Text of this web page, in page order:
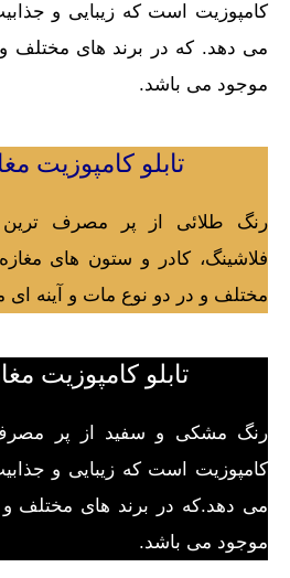
کامپوزیت است که زیبایی و
می دهد. که در برند های مختلف
موجود می باشد.
تابلو کامپوزیت
رنگ طلائی از پر مصرف
فلاشینگ، کادر و ستون های
مختلف و در دو نوع مات و آینه
تابلو کامپوزیت
رنگ مشکی و سفید از پر مصرف
کامپوزیت است که زیبایی و
می دهد.که در برند های مختلف
موجود می باشد.